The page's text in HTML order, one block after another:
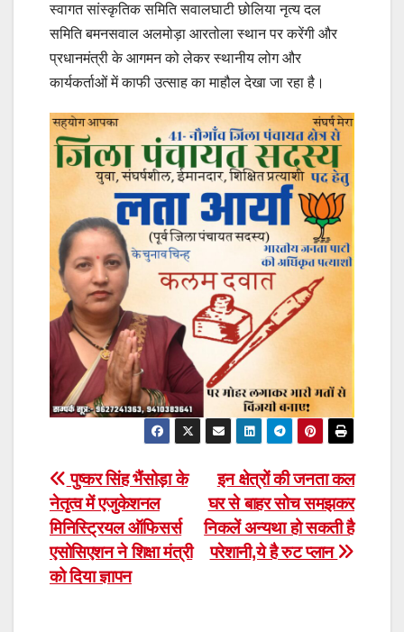
स्वागत सांस्कृतिक समिति सवालघाटी छोलिया नृत्य दल
समिति बमनसवाल अलमोड़ा‌‌ आरतोला स्थान पर करेंगी और
प्रधानमंत्री के आगमन को लेकर स्थानीय लोग और
कार्यकर्ताओं में काफी उत्साह का माहौल देखा जा रहा है।
Post
navigation
इन क्षेत्रों की जनता कल
घर से बाहर सोच समझकर
निकलें अन्यथा हो सकती है
परेशानी,ये है रुट प्लान
पुष्कर सिंह भैंसोड़ा के
नेतृत्व में एजुकेशनल
मिनिस्ट्रियल ऑफिसर्स
एसोसिएशन ने शिक्षा मंत्री
को दिया ज्ञापन